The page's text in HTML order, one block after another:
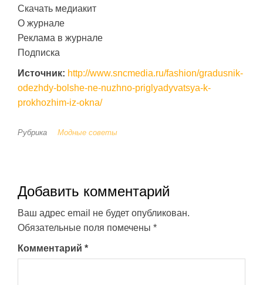
Скачать медиакит
О журнале
Реклама в журнале
Подписка
Источник: http://www.sncmedia.ru/fashion/gradusnik-
odezhdy-bolshe-ne-nuzhno-priglyadyvatsya-k-
prokhozhim-iz-okna/
Рубрика Модные советы
Добавить комментарий
Ваш адрес email не будет опубликован.
Обязательные поля помечены *
Комментарий *